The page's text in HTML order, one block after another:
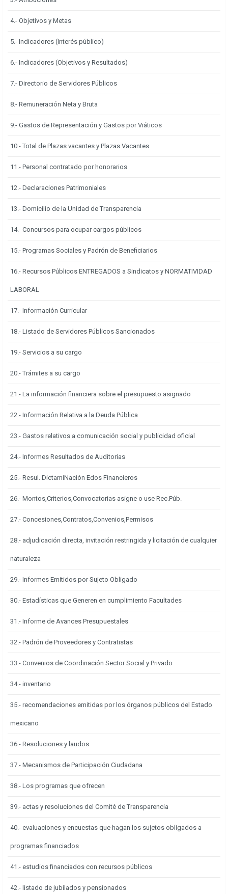
4.- Objetivos y Metas
5.- Indicadores (Interés público)
6.- Indicadores (Objetivos y Resultados)
7.- Directorio de Servidores Públicos
8.- Remuneración Neta y Bruta
9.- Gastos de Representación y Gastos por Viáticos
10.- Total de Plazas vacantes y Plazas Vacantes
11.- Personal contratado por honorarios
12.- Declaraciones Patrimoniales
13.- Domicilio de la Unidad de Transparencia
14.- Concursos para ocupar cargos públicos
15.- Programas Sociales y Padrón de Beneficiarios
16.- Recursos Públicos ENTREGADOS a Sindicatos y NORMATIVIDAD
LABORAL
17.- Información Curricular
18.- Listado de Servidores Públicos Sancionados
19.- Servicios a su cargo
20.- Trámites a su cargo
21.- La información financiera sobre el presupuesto asignado
22.- Información Relativa a la Deuda Pública
23.- Gastos relativos a comunicación social y publicidad oficial
24.- Informes Resultados de Auditorias
25.- Resul. DictamiNación Edos Financieros
26.- Montos,Criterios,Convocatorias asigne o use Rec.Púb.
27.- Concesiones,Contratos,Convenios,Permisos
28.- adjudicación directa, invitación restringida y licitación de cualquier
naturaleza
29.- Informes Emitidos por Sujeto Obligado
30.- Estadísticas que Generen en cumplimiento Facultades
31.- Informe de Avances Presupuestales
32.- Padrón de Proveedores y Contratistas
33.- Convenios de Coordinación Sector Social y Privado
34.- inventario
35.- recomendaciones emitidas por los órganos públicos del Estado
mexicano
36.- Resoluciones y laudos
37.- Mecanismos de Participación Ciudadana
38.- Los programas que ofrecen
39.- actas y resoluciones del Comité de Transparencia
40.- evaluaciones y encuestas que hagan los sujetos obligados a
programas financiados
41.- estudios financiados con recursos públicos
42.- listado de jubilados y pensionados